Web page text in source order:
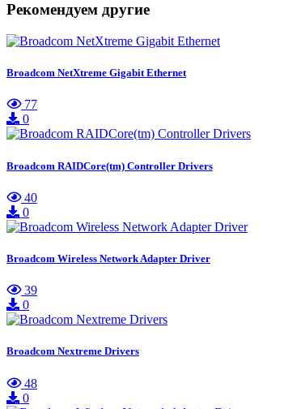
Рекомендуем другие
Broadcom NetXtreme Gigabit Ethernet
77
0
Broadcom RAIDCore(tm) Controller Drivers
40
0
Broadcom Wireless Network Adapter Driver
39
0
Broadcom Nextreme Drivers
48
0